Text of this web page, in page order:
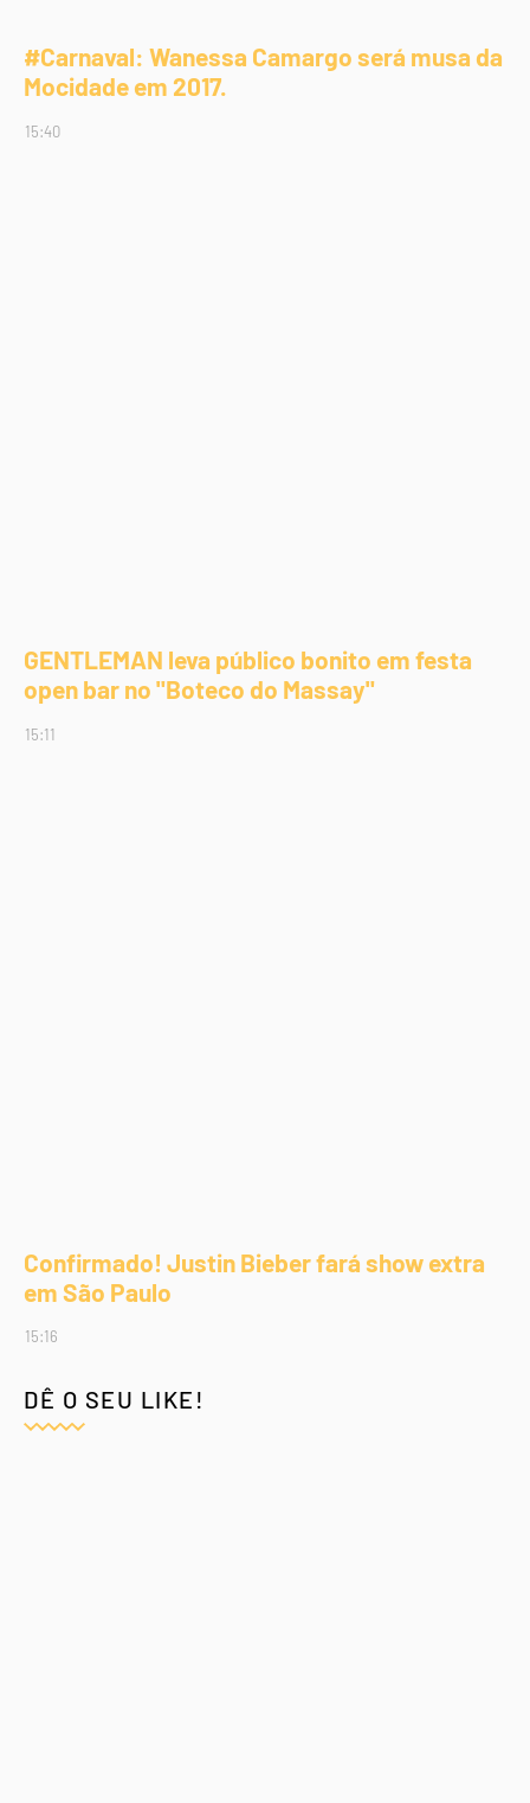
#Carnaval: Wanessa Camargo será musa da
Mocidade em 2017.
15:40
GENTLEMAN leva público bonito em festa
open bar no "Boteco do Massay"
15:11
Confirmado! Justin Bieber fará show extra
em São Paulo
15:16
DÊ O SEU LIKE!